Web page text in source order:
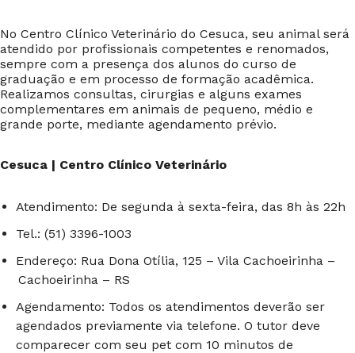
No Centro Clínico Veterinário do Cesuca, seu animal será
atendido por profissionais competentes e renomados,
sempre com a presença dos alunos do curso de
graduação e em processo de formação acadêmica.
Realizamos consultas, cirurgias e alguns exames
complementares em animais de pequeno, médio e
grande porte, mediante agendamento prévio.
Cesuca | Centro Clínico Veterinário
Atendimento: De segunda à sexta-feira, das 8h às 22h
Tel.: (51) 3396-1003
Endereço: Rua Dona Otília, 125 – Vila Cachoeirinha –
Cachoeirinha – RS
Agendamento: Todos os atendimentos deverão ser
agendados previamente via telefone. O tutor deve
comparecer com seu pet com 10 minutos de